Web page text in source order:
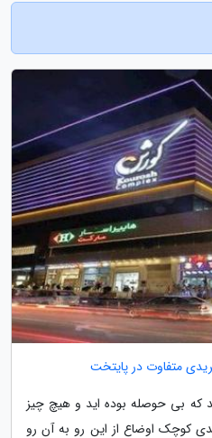
متفاوت در پایتخت
که بی حوصله بوده اید و هیچ چیز
کوچک اوضاع از این رو به آن رو